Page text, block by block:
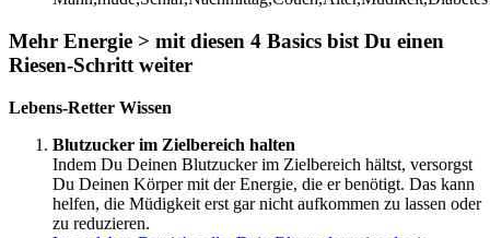
Mehr Energie > mit diesen 4 Basics bist Du einen
Riesen-Schritt weiter
Lebens-Retter Wissen
Blutzucker im Zielbereich halten
Indem Du Deinen Blutzucker im Zielbereich hältst, versorgst
Du Deinen Körper mit der Energie, die er benötigt. Das kann
helfen, die Müdigkeit erst gar nicht aufkommen zu lassen oder
zu reduzieren.